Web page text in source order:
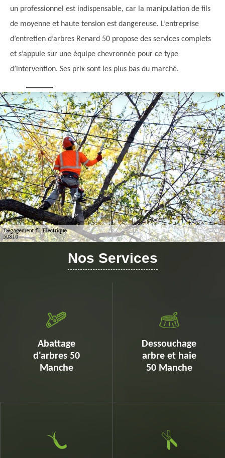
un professionnel est indispensable, car la manipulation de fils
de moyenne et haute tension est dangereuse. L’entreprise
d’entretien d’arbres Renard 50 propose des services complets
et s’appuie sur une équipe chevronnée pour ce type
d’intervention. Ses prix sont les plus bas du marché.
Nos Services
Abattage
d'arbres 50
Manche
Dessouchage
arbre et haie
50 Manche